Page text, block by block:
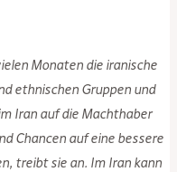
Monaten die iranische
ethnischen Gruppen und
Iran auf die Machthaber
Chancen auf eine bessere
treibt sie an. Im Iran kann